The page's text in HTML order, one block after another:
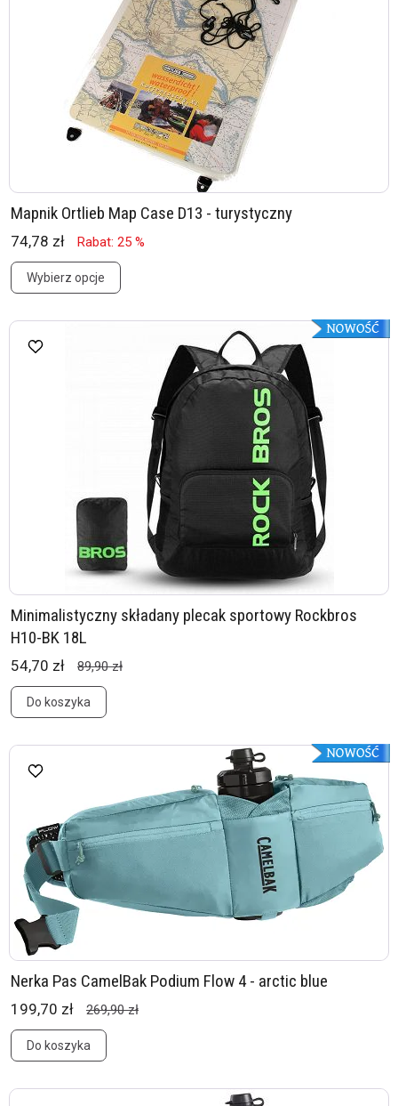
Mapnik Ortlieb Map Case D13 - turystyczny
74,78 zł Rabat: 25 %
Wybierz opcje
Minimalistyczny składany plecak sportowy Rockbros
H10-BK 18L
54,70 zł 89,90 zł
Do koszyka
Nerka Pas CamelBak Podium Flow 4 - arctic blue
199,70 zł 269,90 zł
Do koszyka